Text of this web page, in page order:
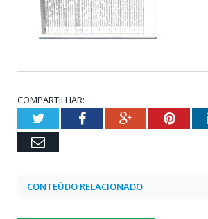
COMPARTILHAR:
TwitterFacebookGoogle+
Email
CONTEÚDO RELACIONADO